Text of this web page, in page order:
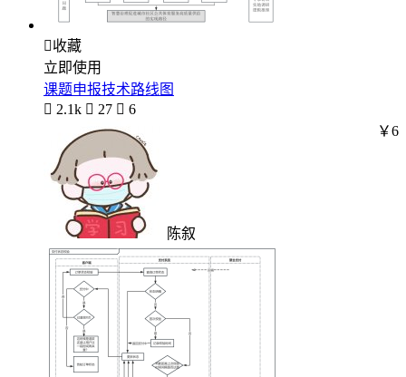
收藏
立即使用
课题申报技术路线图
 2.1k  27  6
陈叙
￥6